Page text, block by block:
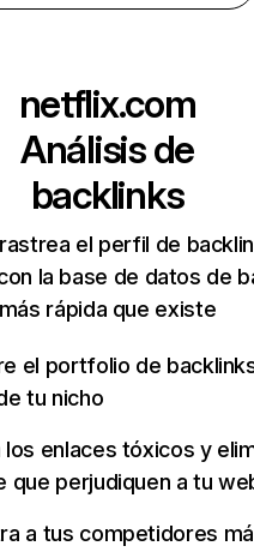
netflix.com
Análisis de
backlinks
el perfil de
la base de datos de
más rápida que existe
el portfolio de
tu nicho
enlaces tóxicos y
que perjudiquen a tu
a tus competidores